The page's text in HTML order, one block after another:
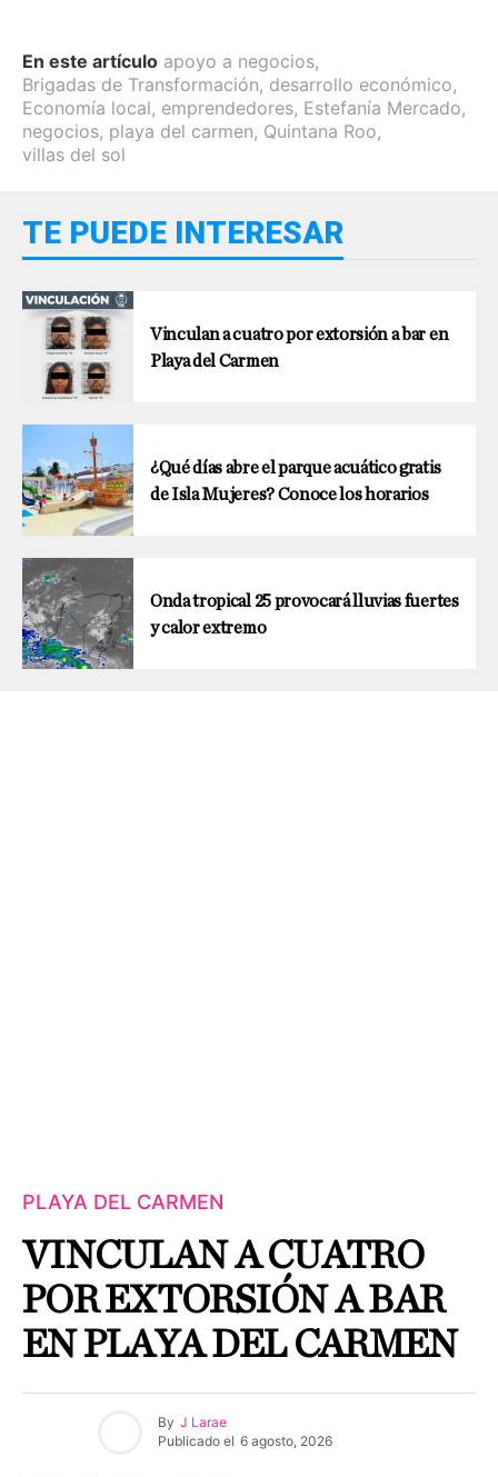
En este artículo apoyo a negocios,
Brigadas de Transformación, desarrollo económico,
Economía local, emprendedores, Estefanía Mercado,
negocios, playa del carmen, Quintana Roo,
villas del sol
TE PUEDE INTERESAR
Vinculan a cuatro por extorsión a bar en
Playa del Carmen
¿Qué días abre el parque acuático gratis
de Isla Mujeres? Conoce los horarios
Onda tropical 25 provocará lluvias fuertes
y calor extremo
PLAYA DEL CARMEN
VINCULAN A CUATRO
POR EXTORSIÓN A BAR
EN PLAYA DEL CARMEN
By J Larae
Publicado el 6 agosto, 2026